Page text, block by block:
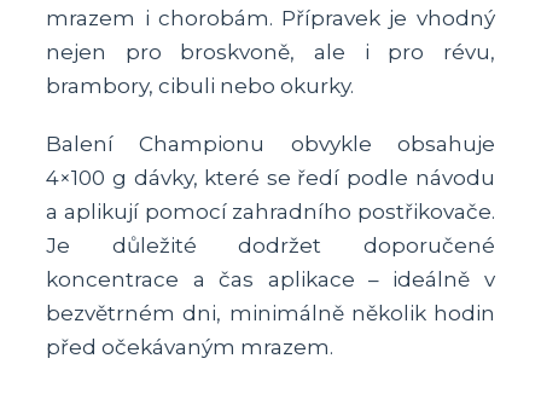
mrazem i chorobám. Přípravek je vhodný
nejen pro broskvoně, ale i pro révu,
brambory, cibuli nebo okurky.
Balení Championu obvykle obsahuje
4×100 g dávky, které se ředí podle návodu
a aplikují pomocí zahradního postřikovače.
Je důležité dodržet doporučené
koncentrace a čas aplikace – ideálně v
bezvětrném dni, minimálně několik hodin
před očekávaným mrazem.